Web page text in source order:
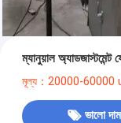
ম্যানুয়াল অ্যাডজাস্টমেন্ট
মূল্য：20000-60000
ভালো দাম